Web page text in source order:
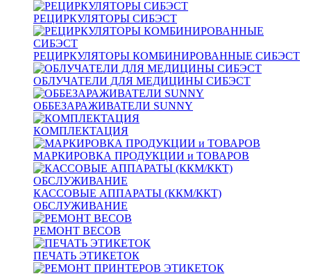
РЕЦИРКУЛЯТОРЫ СИБЭСТ
РЕЦИРКУЛЯТОРЫ КОМБИНИРОВАННЫЕ СИБЭСТ
ОБЛУЧАТЕЛИ ДЛЯ МЕДИЦИНЫ СИБЭСТ
ОББЕЗАРАЖИВАТЕЛИ SUNNY
КОМПЛЕКТАЦИЯ
МАРКИРОВКА ПРОДУКЦИИ и ТОВАРОВ
КАССОВЫЕ АППАРАТЫ (ККМ/ККТ)
ОБСЛУЖИВАНИЕ
РЕМОНТ ВЕСОВ
ПЕЧАТЬ ЭТИКЕТОК